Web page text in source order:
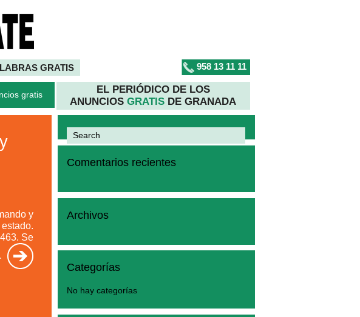
GRATIS 958 13 11 11
gratis
EL PERIÓDICO DE LOS
ANUNCIOSGRATIS DE GRANADA
y
Se
Comentarios recientes
Archivos
Categorías
No hay categorías